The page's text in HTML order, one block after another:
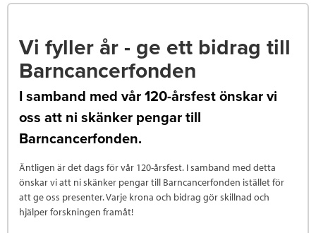
Vi fyller år - ge ett bidrag till
Barncancerfonden
I samband med vår 120-årsfest önskar vi
oss att ni skänker pengar till
Barncancerfonden.
Äntligen är det dags för vår 120-årsfest. I samband med detta
önskar vi att ni skänker pengar till Barncancerfonden istället för
att ge oss presenter. Varje krona och bidrag gör skillnad och
hjälper forskningen framåt!